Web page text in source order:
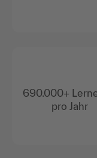
690.000+
pro Jahr